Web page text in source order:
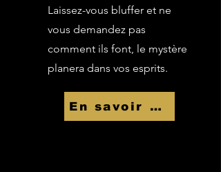
Laissez-vous bluffer et ne
vous demandez pas
comment ils font, le mystère
planera dans vos esprits.
En savoir Plus